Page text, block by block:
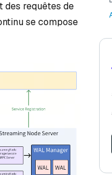
des requêtes de
se compose